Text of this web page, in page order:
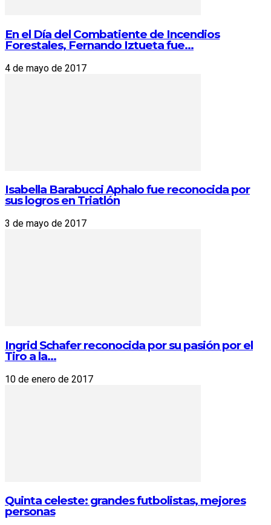
En el Día del Combatiente de Incendios
Forestales, Fernando Iztueta fue...
4 de mayo de 2017
Isabella Barabucci Aphalo fue reconocida por
sus logros en Triatlón
3 de mayo de 2017
Ingrid Schafer reconocida por su pasión por el
Tiro a la...
10 de enero de 2017
Quinta celeste: grandes futbolistas, mejores
personas